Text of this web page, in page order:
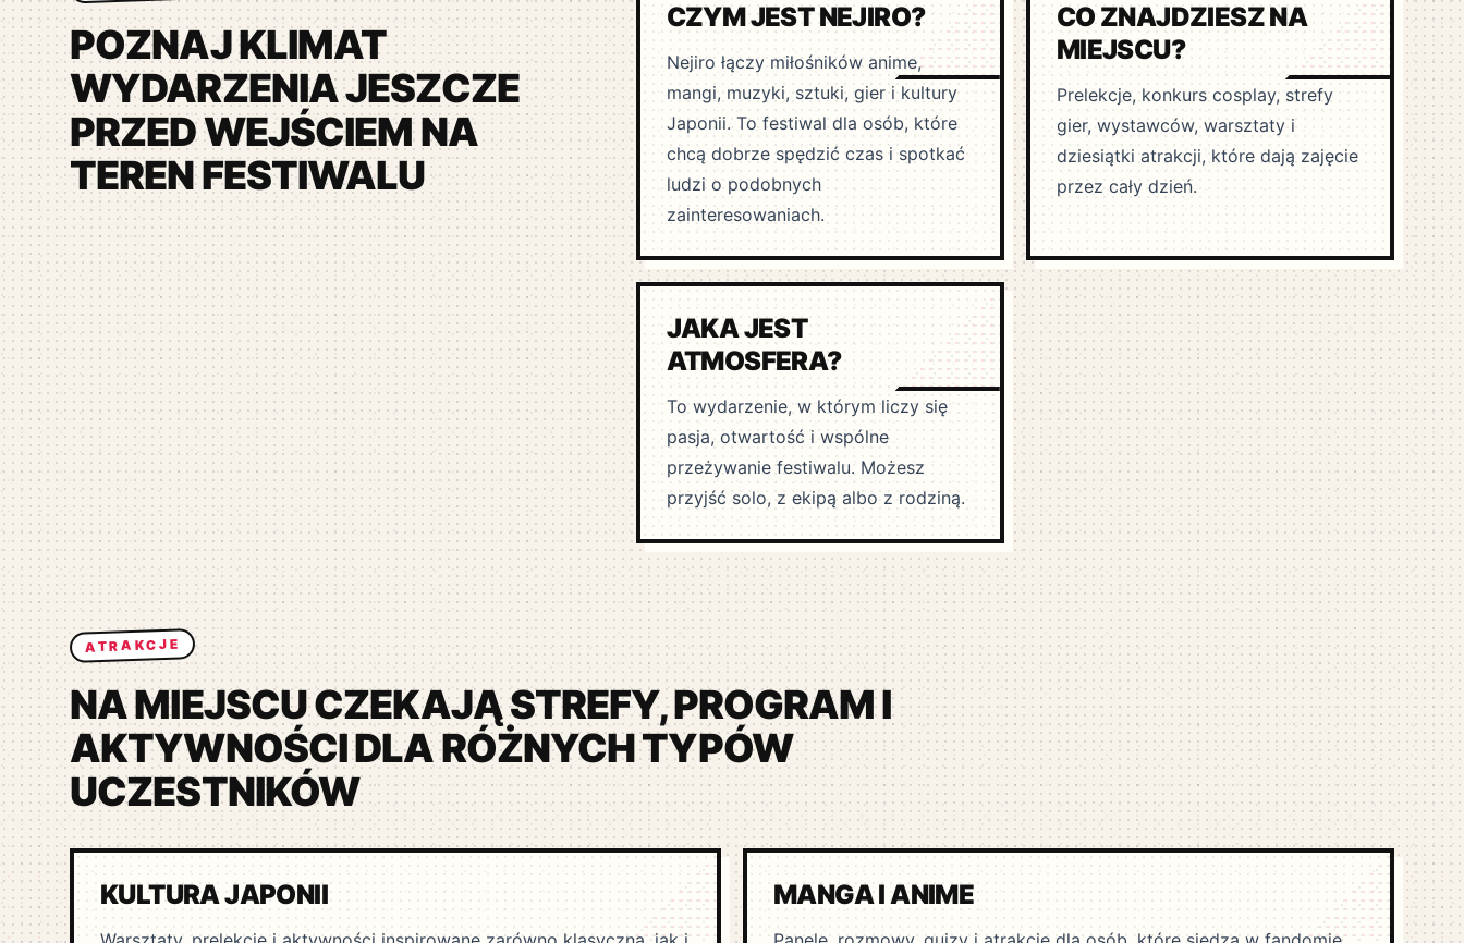
POZNAJ KLIMAT
WYDARZENIA JESZCZE
PRZED WEJŚCIEM NA
TEREN FESTIWALU
CZYM JEST NEJIRO?
Nejiro łączy miłośników anime,
mangi, muzyki, sztuki, gier i kultury
Japonii. To festiwal dla osób, które
chcą dobrze spędzić czas i spotkać
ludzi o podobnych
zainteresowaniach.
CO ZNAJDZIESZ NA
MIEJSCU?
Prelekcje, konkurs cosplay, strefy
gier, wystawców, warsztaty i
dziesiątki atrakcji, które dają zajęcie
przez cały dzień.
JAKA JEST
ATMOSFERA?
To wydarzenie, w którym liczy się
pasja, otwartość i wspólne
przeżywanie festiwalu. Możesz
przyjść solo, z ekipą albo z rodziną.
ATRAKCJE
NA MIEJSCU CZEKAJĄ STREFY, PROGRAM I
AKTYWNOŚCI DLA RÓŻNYCH TYPÓW
UCZESTNIKÓW
KULTURA JAPONII MANGA I ANIME